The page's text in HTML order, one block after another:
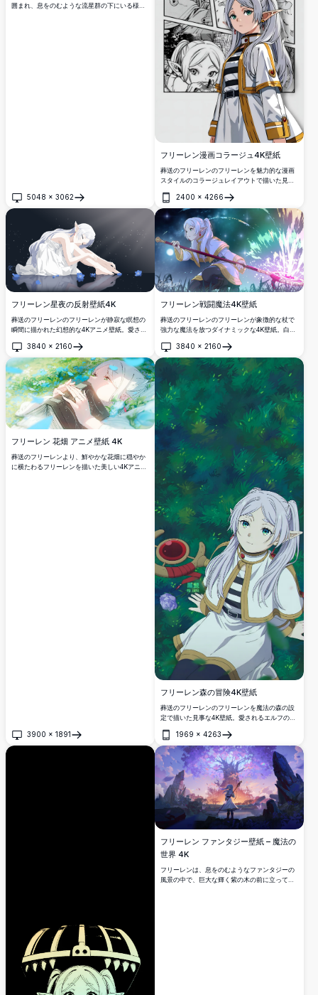
囲まれ、息をのむような流星群の下にいる様子
5048 × 3062
開く
フリーレン漫画コラージュ4K壁紙
葬送のフリーレンのフリーレンを魅力的な漫画
スタイルのコラージュレイアウトで描いた見事
瞳を持つ愛されるエルフの魔法使いを表現し、
高解像度のデスクトップやモバイル背景を求め
るアニメ愛好家に最適です。
2400 × 4266
開く
フリーレン星夜の反射壁紙4K
葬送のフリーレンのフリーレンが静寂な瞑想の
瞬間に描かれた幻想的な4Kアニメ壁紙。愛され
繊細な青い花に囲まれ、静かな水面に映る彼女
の姿が平和で神秘的な雰囲気を作り出していま
す。
3840 × 2160
開く
フリーレン戦闘魔法4K壁紙
葬送のフリーレンのフリーレンが象徴的な杖で
強力な魔法を放つダイナミックな4K壁紙。白髪
魔法エネルギーを解き放ち、驚異的なウルトラ
HD詳細でその信じられない魔法の技量を披露し
ています。
3840 × 2160
開く
フリーレン 花畑 アニメ壁紙 4K
葬送のフリーレンより、鮮やかな花畑に穏やか
に横たわるフリーレンを描いた美しい4Kアニメ
3900 × 1891
開く
フリーレン森の冒険4K壁紙
葬送のフリーレンのフリーレンを魔法の森の設
定で描いた見事な4K壁紙。愛されるエルフの魔
法使いが、象徴的な白い髪と神秘的なアクセサ
リーとともに緑豊かな自然の中で平和に座り、
穏やかで魅惑的な高解像度アニメシーンを作り
出しています。
1969 × 4263
開く
フリーレン ファンタジー壁紙 – 魔法の
世界 4K
フリーレンは、息をのむようなファンタジーの
風景の中で、巨大な輝く紫の木の前に立ってい